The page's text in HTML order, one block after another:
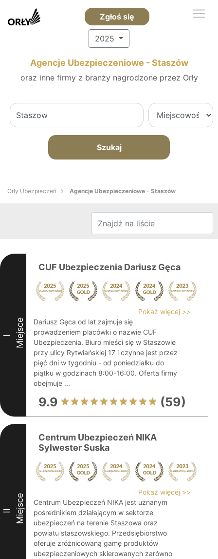
Zgłoś się
2025
Agencje Ubezpieczeniowe - Staszów
oraz inne firmy z branży nagrodzone przez Orły
Szukaj
Orły Ubezpieczeń Agencje Ubezpieczeniowe - Staszów
I Miejsce
CUF Ubezpieczenia Dariusz Gęca
Pokaż więcej >>
Dariusz Gęca od lat zajmuje się
prowadzeniem placówki o nazwie CUF
Ubezpieczenia. Biuro mieści się w Staszowie
przy ulicy Rytwiańskiej 17 i czynne jest przez
pięć dni w tygodniu - od poniedziałku do
piątku w godzinach 8:00-16:00. Oferta firmy
obejmuje ...
9.9 (59)
II Miejsce
Centrum Ubezpieczeń NIKA
Sylwester Suska
Pokaż więcej >>
Centrum Ubezpieczeń NIKA jest uznanym
pośrednikiem działającym w sektorze
ubezpieczeń na terenie Staszowa oraz
powiatu staszowskiego. Przedsiębiorstwo
oferuje zróżnicowaną gamę produktów
ubezpieczeniowych skierowanych zarówno